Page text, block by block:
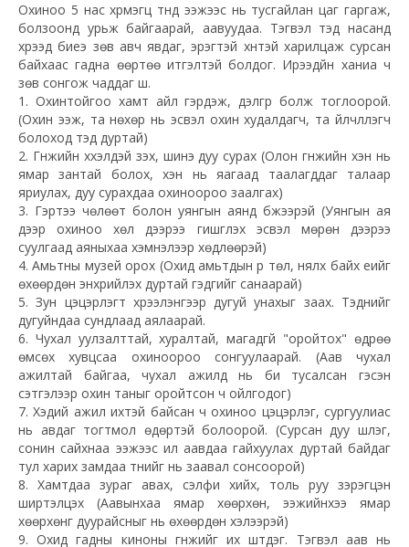
Охиноо 5 нас хүрмэгц түүнд ээжээс нь тусгайлан цаг гаргаж,
болзоонд урьж байгаарай, аавуудаа. Тэгвэл тэд насанд
хүрээд биеэ зөв авч явдаг, эрэгтэй хүнтэй харилцаж сурсан
байхаас гадна өөртөө итгэлтэй болдог. Ирээдүйн ханиа ч
зөв сонгож чаддаг шүү.
1. Охинтойгоо хамт айл гэрдэж, дэлгүүр болж тоглоорой.
(Охин ээж, та нөхөр нь эсвэл охин худалдагч, та үйлчлүүлэгч
болоход тэд дуртай)
2. Гүнжийн хүүхэлдэй үзэх, шинэ дуу сурах (Олон гүнжийн хэн нь
ямар зантай болох, хэн нь яагаад таалагддаг талаар
яриулах, дуу сурахдаа охиноороо заалгах)
3. Гэртээ чөлөөт болон уянгын аянд бүжээрэй (Уянгын ая
дээр охиноо хөл дээрээ гишгүүлэх эсвэл мөрөн дээрээ
суулгаад аяныхаа хэмнэлээр хөдлөөрэй)
4. Амьтны музей орох (Охид амьтдын үр төл, нялх байх үеийг
өхөөрдөн энхрийлэх дуртай гэдгийг санаарай)
5. Зун цэцэрлэгт хүрээлэнгээр дугуй унахыг заах. Тэднийг
дугуйндаа сундлаад аялаарай.
6. Чухал уулзалттай, хуралтай, магадгүй "оройтох" өдрөө
өмсөх хувцсаа охиноороо сонгуулаарай. (Аав чухал
ажилтай байгаа, чухал ажилд нь би тусалсан гэсэн
сэтгэлээр охин таныг оройтсон ч ойлгодог)
7. Хэдий ажил ихтэй байсан ч охиноо цэцэрлэг, сургуулиас
нь авдаг тогтмол өдөртэй болоорой. (Сурсан дуу шүлэг,
сонин сайхнаа ээжээс илүү аавдаа гайхуулах дуртай байдаг
тул харих замдаа түүнийг нь заавал сонсоорой)
8. Хамтдаа зураг авах, сэлфи хийх, толь руу зэрэгцэн
ширтэлцэх (Аавынхаа ямар хөөрхөн, ээжийнхээ ямар
хөөрхөнг дуурайсныг нь өхөөрдөн хэлээрэй)
9. Охид гадны киноны гүнжийг их шүтдэг. Тэгвэл аав нь